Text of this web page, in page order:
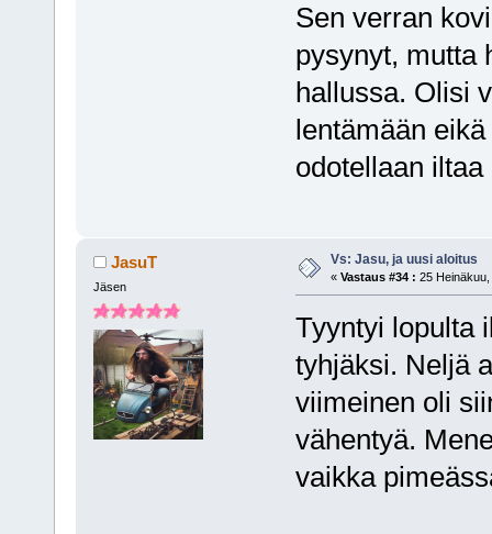
Sen verran
pysynyt, mutta
hallussa. Olisi
lentämään
odotellaan
JasuT
Jäsen
Vs: Jasu, ja uusi aloitus
« Vastaus #34 : 25
Tyyntyi lopulta
tyhjäksi. Neljä
viimeinen oli
vähentyä.
vaikka